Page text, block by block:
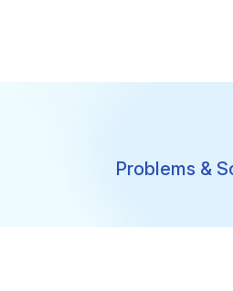
Problems &